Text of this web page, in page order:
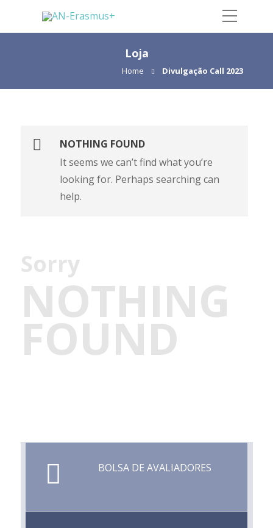
Loja
Home Divulgação Call 2023
NOTHING FOUND
It seems we can’t find what you’re
looking for. Perhaps searching can
help.
Sorry
NOTHING
FOUND
BOLSA DE AVALIADORES